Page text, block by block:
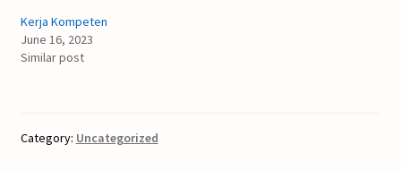
Kerja Kompeten
June 16, 2023
Similar post
Category: Uncategorized